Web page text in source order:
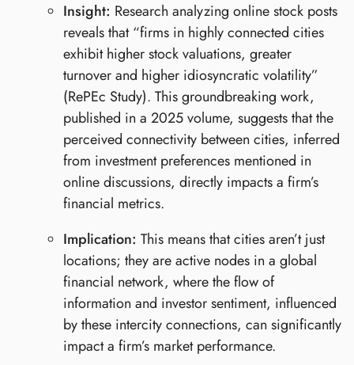
Insight: Research analyzing online stock posts
reveals that “firms in highly connected cities
exhibit higher stock valuations, greater
turnover and higher idiosyncratic volatility”
(RePEc Study). This groundbreaking work,
published in a 2025 volume, suggests that the
perceived connectivity between cities, inferred
from investment preferences mentioned in
online discussions, directly impacts a firm’s
financial metrics.
Implication: This means that cities aren’t just
locations; they are active nodes in a global
financial network, where the flow of
information and investor sentiment, influenced
by these intercity connections, can significantly
impact a firm’s market performance.